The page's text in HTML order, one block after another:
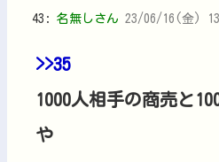
43: 名無しさん 23/06/16(金)
>>35
1000人相手の商売と
や